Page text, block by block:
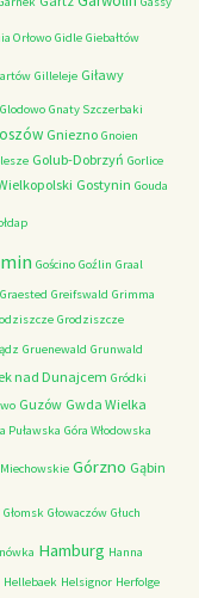
Orłowo Gidle Giebałtów
Gilleleje Giławy
Glodowo Gnaty Szczerbaki
Gniezno Gnoien
Golub-Dobrzyń Gorlice
Gostynin Gouda
Gościno Goźlin Graal
Graested Greifswald Grimma
Grodziszcze
Gruenewald Grunwald
nad Dunajcem Gródki
Guzów Gwda Wielka
Puławska Góra Włodowska
Górzno Gąbin
Głomsk Głowaczów Głuch
Hamburg Hanna
Hellebaek Helsignor Herfolge